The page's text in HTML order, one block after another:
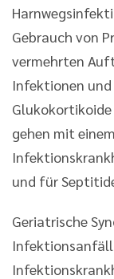
Gebrauch von
vermehrten
Infektionen
Glukokortikoide
gehen mit
und für
Geriatrische